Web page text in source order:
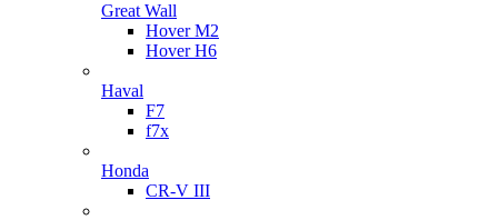
Great Wall
Hover M2
Hover H6
Haval
F7
f7x
Honda
CR-V III